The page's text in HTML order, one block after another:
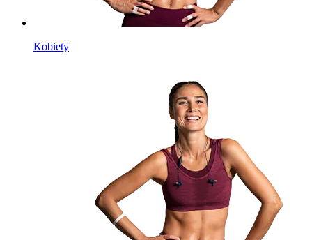
Kobiety